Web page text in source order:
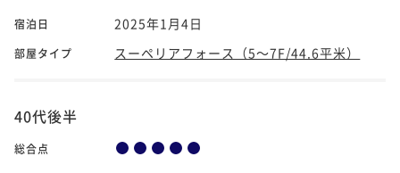
宿泊日 2025年1月4日
部屋タイプ スーペリアフォース（5～7F/44.6平米）
40代後半
総合点